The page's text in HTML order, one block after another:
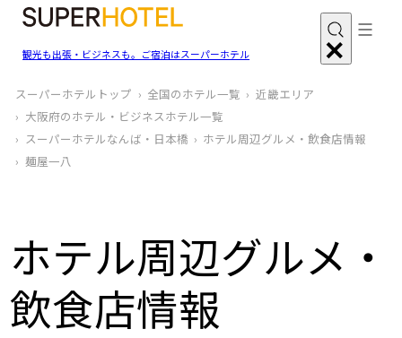
観光も出張・ビジネスも。ご宿泊はスーパーホテル
スーパーホテルトップ 全国のホテル一覧
近畿エリア
大阪府のホテル・ビジネスホテル一覧
スーパーホテルなんば・日本橋
ホテル周辺グルメ‧飲食店情報
麺屋一八
ホテル周辺グルメ‧
飲食店情報